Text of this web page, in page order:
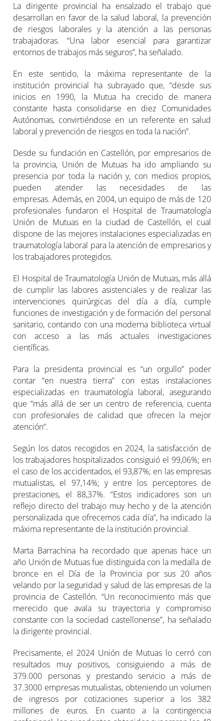
La dirigente provincial ha ensalzado el trabajo que
desarrollan en favor de la salud laboral, la prevención
de riesgos laborales y la atención a las personas
trabajadoras. “Una labor esencial para garantizar
entornos de trabajos más seguros”, ha señalado.
En este sentido, la máxima representante de la
institución provincial ha subrayado que, “desde sus
inicios en 1990, la Mutua ha crecido de manera
constante hasta consolidarse en diez Comunidades
Autónomas, convirtiéndose en un referente en salud
laboral y prevención de riesgos en toda la nación”.
Desde su fundación en Castellón, por empresarios de
la provincia, Unión de Mutuas ha ido ampliando su
presencia por toda la nación y, con medios propios,
pueden atender las necesidades de las
empresas. Además, en 2004, un equipo de más de 120
profesionales fundaron el Hospital de Traumatología
Unión de Mutuas en la ciudad de Castellón, el cual
dispone de las mejores instalaciones especializadas en
traumatología laboral para la atención de empresarios y
los trabajadores protegidos.
El Hospital de Traumatología Unión de Mutuas, más allá
de cumplir las labores asistenciales y de realizar las
intervenciones quirúrgicas del día a día, cumple
funciones de investigación y de formación del personal
sanitario, contando con una moderna biblioteca virtual
con acceso a las más actuales investigaciones
científicas.
Para la presidenta provincial es “un orgullo” poder
contar “en nuestra tierra” con estas instalaciones
especializadas en traumatología laboral, asegurando
que “más allá de ser un centro de referencia, cuenta
con profesionales de calidad que ofrecen la mejor
atención”.
Según los datos recogidos en 2024, la satisfacción de
los trabajadores hospitalizados consiguió el 99,06%; en
el caso de los accidentados, el 93,87%; en las empresas
mutualistas, el 97,14%; y entre los perceptores de
prestaciones, el 88,37%. “Estos indicadores son un
reflejo directo del trabajo muy hecho y de la atención
personalizada que ofrecemos cada día”, ha indicado la
máxima representante de la institución provincial.
Marta Barrachina ha recordado que apenas hace un
año Unión de Mutuas fue distinguida con la medalla de
bronce en el Día de la Provincia por sus 20 años
velando por la seguridad y salud de las empresas de la
provincia de Castellón. “Un reconocimiento más que
merecido que avala su trayectoria y compromiso
constante con la sociedad castellonense”, ha señalado
la dirigente provincial.
Precisamente, el 2024 Unión de Mutuas lo cerró con
resultados muy positivos, consiguiendo a más de
379.000 personas y prestando servicio a más de
37.3000 empresas mutualistas, obteniendo un volumen
de ingresos por cotizaciones superior a los 382
millones de euros. En cuanto a la contingencia